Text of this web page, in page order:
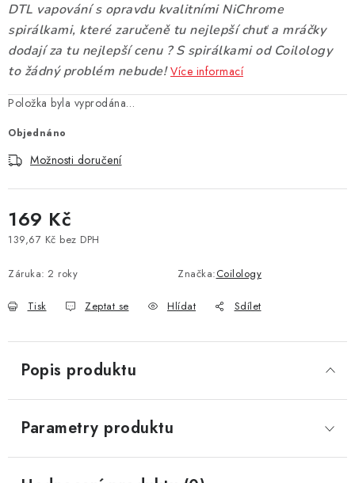
PŘÍSLUŠENSTVÍ
ZNAČKY
Vše o nákupu Jak reklamovat či vrátit zboží
Kontakty
DTL vapování s opravdu kvalitními NiChrome
spirálkami, které zaručeně tu nejlepší chuť a mráčky
dodají za tu nejlepší cenu ? S spirálkami od Coilology
to žádný problém nebude! Více informací
Položka byla vyprodána…
Objednáno
Možnosti doručení
169 Kč
139,67 Kč bez DPH
Záruka: 2 roky Značka:Coilology
Tisk Zeptat se Hlídat Sdílet
Popis produktu
Parametry produktu